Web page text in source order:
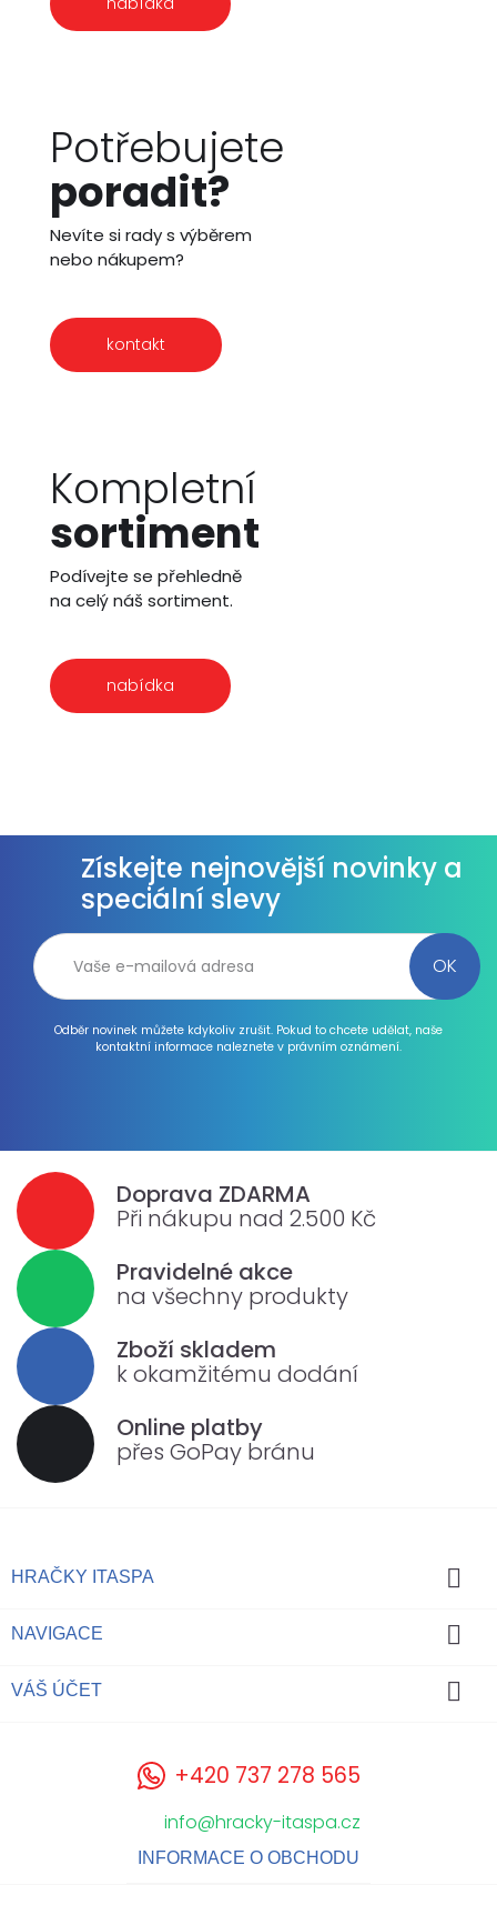
Potřebujete
poradit?
Nevíte si rady s výběrem
nebo nákupem?
kontakt
Kompletní
sortiment
Podívejte se přehledně
na celý náš sortiment.
nabídka
Získejte nejnovější novinky a
speciální slevy
Odběr novinek můžete kdykoliv zrušit. Pokud to chcete udělat, naše
kontaktní informace naleznete v právním oznámení.
Doprava ZDARMA
Při nákupu nad 2.500 Kč
Pravidelné akce
na všechny produkty
Zboží skladem
k okamžitému dodání
Online platby
přes GoPay bránu
HRAČKY ITASPA 
NAVIGACE 
VÁŠ ÚČET 
+420 737 278 565
info@hracky-itaspa.cz
INFORMACE O OBCHODU